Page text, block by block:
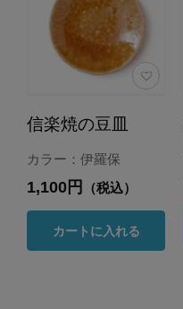
信楽焼の豆皿
カラー：伊羅保
1,100円 （税込）
カートに入れる